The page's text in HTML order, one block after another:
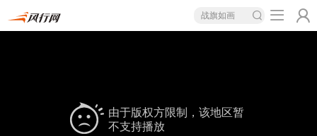
战旗如画
由于版权方限制，该地区暂
不支持播放